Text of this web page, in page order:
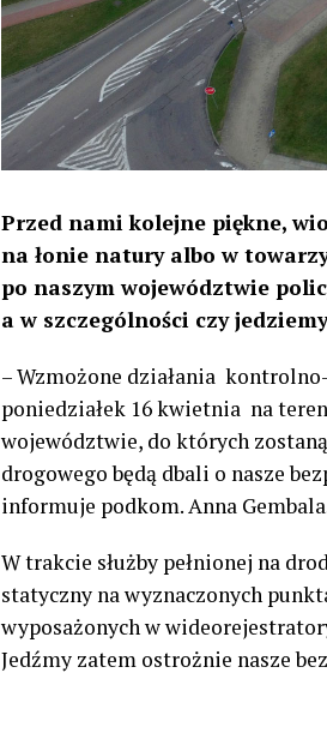
Przed nami kolejne piękne,
na łonie natury albo w
po naszym województwie
a w szczególności czy
– Wzmożone działania kontrolno-
poniedziałek 16 kwietnia na
województwie, do których
drogowego będą dbali o nasze
informuje podkom. Anna
W trakcie służby pełnionej na
statyczny na wyznaczonych
wyposażonych w
Jedźmy zatem ostrożnie nasze